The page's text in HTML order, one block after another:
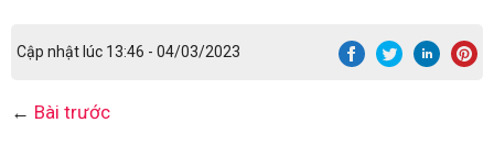
Cập nhật lúc 13:46 - 04/03/2023
← Bài trước